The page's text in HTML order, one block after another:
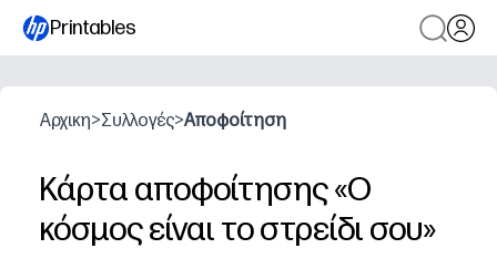
Printables
Αρχικη>Συλλογές>Αποφοίτηση
Κάρτα αποφοίτησης «Ο
κόσμος είναι το στρείδι σου»